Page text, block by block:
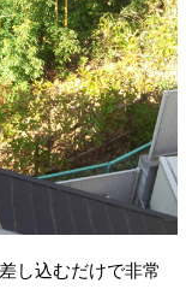
し込むだけで非常